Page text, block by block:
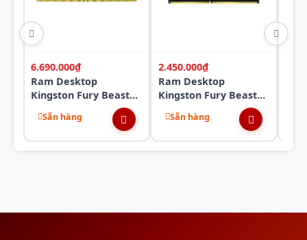
6.690.000₫
Ram Desktop
Kingston Fury Beast
(KF552C40BB-16) 16GB
(1x16GB) DDR5
Sẵn hàng
2.450.000₫
Ram Desktop
Kingston Fury Beast
(KF432C16BB2A/8) 8GB
3200Mhz
Sẵn hàng